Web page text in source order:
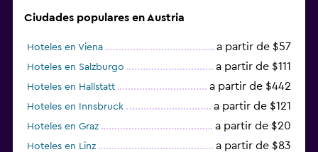
Ciudades populares en Austria
Hoteles en Viena a partir de $57
Hoteles en Salzburgo a partir de $111
Hoteles en Hallstatt a partir de $442
Hoteles en Innsbruck a partir de $121
Hoteles en Graz a partir de $20
Hoteles en Linz a partir de $83